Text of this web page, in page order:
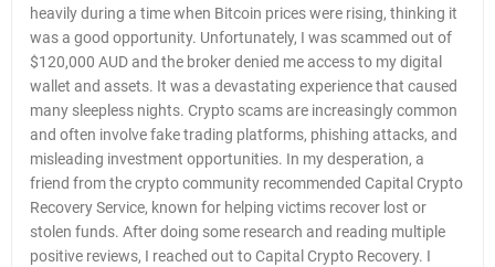
heavily during a time when Bitcoin prices were rising, thinking it
was a good opportunity. Unfortunately, I was scammed out of
$120,000 AUD and the broker denied me access to my digital
wallet and assets. It was a devastating experience that caused
many sleepless nights. Crypto scams are increasingly common
and often involve fake trading platforms, phishing attacks, and
misleading investment opportunities. In my desperation, a
friend from the crypto community recommended Capital Crypto
Recovery Service, known for helping victims recover lost or
stolen funds. After doing some research and reading multiple
positive reviews, I reached out to Capital Crypto Recovery. I